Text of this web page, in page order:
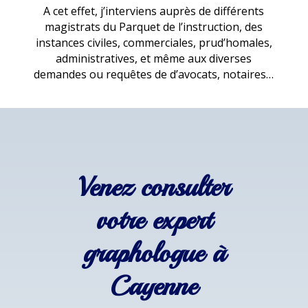
A cet effet, j’interviens auprès de différents
magistrats du Parquet de l’instruction, des
instances civiles, commerciales, prud’homales,
administratives, et même aux diverses
demandes ou requêtes de d’avocats, notaires…
Venez consulter
votre expert
graphologue à
Cayenne